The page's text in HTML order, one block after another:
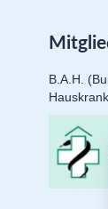
B.A.H.